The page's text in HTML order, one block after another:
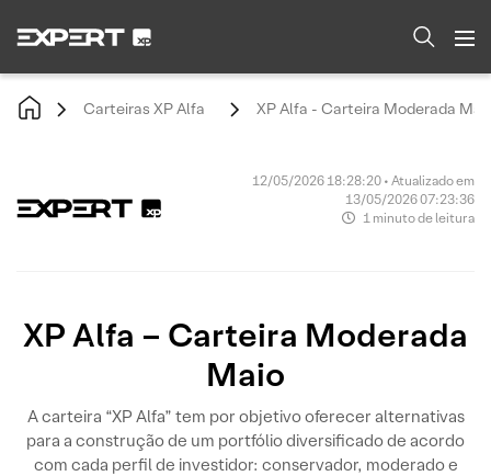
Carteiras XP Alfa XP Alfa - Carteira Moderada
12/05/2026 18:28:20 • Atualizado em
13/05/2026 07:23:36
1 minuto de leitura
XP Alfa – Carteira Moderada
Maio
A carteira “XP Alfa” tem por objetivo oferecer alternativas
para a construção de um portfólio diversificado de acordo
com cada perfil de investidor: conservador, moderado e